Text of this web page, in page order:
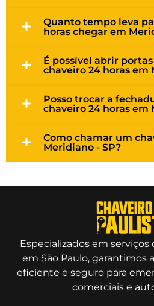
Quanto tempo leva
horas chegar em
É possível abrir
chaveiro 24 horas em
Posso trocar a
chaveiro 24 horas em
Como chamar um
Meridiano - SP?
Especializados em serviços
em São Paulo, garantimos
eficiente e seguro para
comerciais e